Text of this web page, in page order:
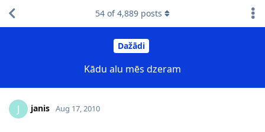
Dažādi
Kādu alu mēs dzeram
54 of4,889 posts
J janis Aug 17, 2010